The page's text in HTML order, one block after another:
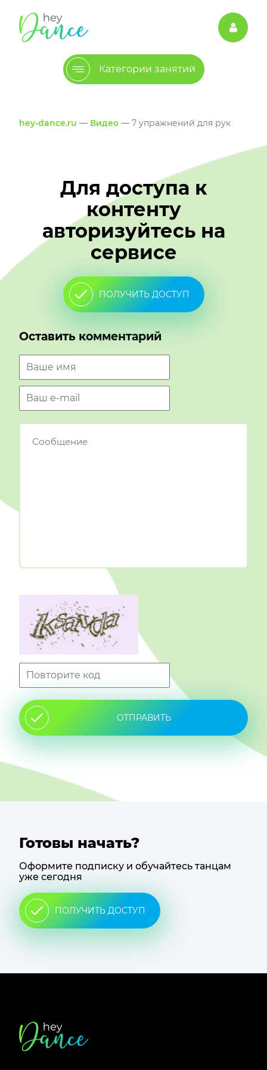
Категории занятий
hey-dance.ru — Видео — 7 упражнений для рук
Для доступа к
контенту
авторизуйтесь на
сервисе
ПОЛУЧИТЬ ДОСТУП
Оставить комментарий
ОТПРАВИТЬ
Готовы начать?
Оформите подписку и обучайтесь танцам
уже сегодня
ПОЛУЧИТЬ ДОСТУП
Футер
сайта